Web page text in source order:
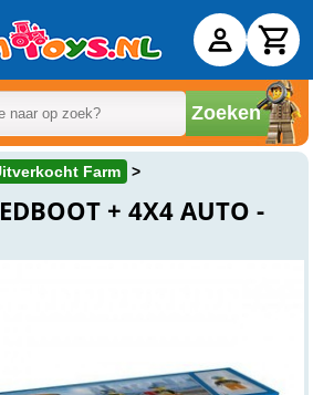
Zoeken
Farm
+ 4X4 AUTO -